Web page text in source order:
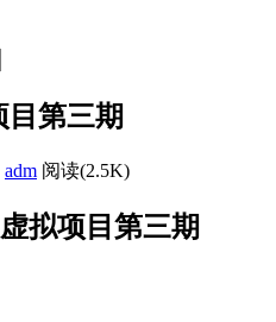
第三期
adm 阅读(2.5K)
拟项目第三期